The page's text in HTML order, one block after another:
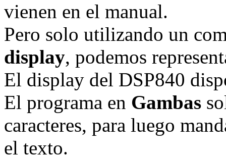
vienen en el manual.
Pero solo utilizando un
display, podemos
El display del DSP840
El programa en Gambas
caracteres, para luego
el texto.